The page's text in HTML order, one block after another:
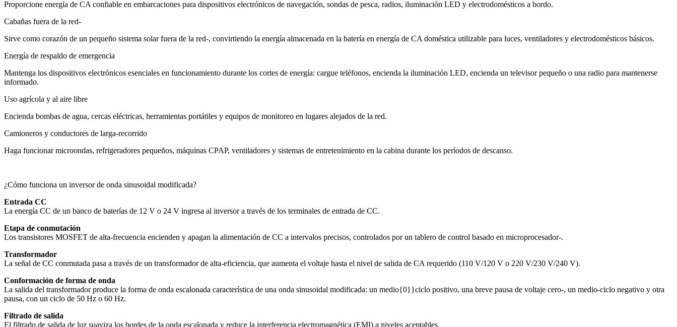
Proporcione energía de CA confiable en embarcaciones para dispositivos electrónicos de navegación, sondas de pesca, radios, iluminación LED y electrodomésticos a bordo.
Cabañas fuera de la red-
Sirve como corazón de un pequeño sistema solar fuera de la red-, convirtiendo la energía almacenada en la batería en energía de CA doméstica utilizable para luces, ventiladores y electrodomésticos básicos.
Energía de respaldo de emergencia
Mantenga los dispositivos electrónicos esenciales en funcionamiento durante los cortes de energía: cargue teléfonos, encienda la iluminación LED, encienda un televisor pequeño o una radio para mantenerse
informado.
Uso agrícola y al aire libre
Encienda bombas de agua, cercas eléctricas, herramientas portátiles y equipos de monitoreo en lugares alejados de la red.
Camioneros y conductores de larga-recorrido
Haga funcionar microondas, refrigeradores pequeños, máquinas CPAP, ventiladores y sistemas de entretenimiento en la cabina durante los períodos de descanso.
¿Cómo funciona un inversor de onda sinusoidal modificada?
Entrada CC
La energía CC de un banco de baterías de 12 V o 24 V ingresa al inversor a través de los terminales de entrada de CC.
Etapa de conmutación
Los transistores MOSFET de alta-frecuencia encienden y apagan la alimentación de CC a intervalos precisos, controlados por un tablero de control basado en microprocesador-.
Transformador
La señal de CC conmutada pasa a través de un transformador de alta-eficiencia, que aumenta el voltaje hasta el nivel de salida de CA requerido (110 V/120 V o 220 V/230 V/240 V).
Conformación de forma de onda
La salida del transformador produce la forma de onda escalonada característica de una onda sinusoidal modificada: un medio{0}}ciclo positivo, una breve pausa de voltaje cero-, un medio-ciclo negativo y otra
pausa, con un ciclo de 50 Hz o 60 Hz.
Filtrado de salida
El filtrado de salida de luz suaviza los bordes de la onda escalonada y reduce la interferencia electromagnética (EMI) a niveles aceptables.